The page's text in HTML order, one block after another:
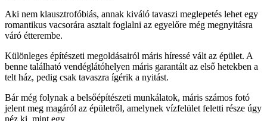
Aki nem klausztrofóbiás, annak kiváló tavaszi meglepetés lehet egy
romantikus vacsorára asztalt foglalni az egyelőre még megnyitásra
váró étterembe.
Különleges építészeti megoldásairól máris híressé vált az épület. A
benne található vendéglátóhelyen máris garantált az első hetekben a
telt ház, pedig csak tavaszra ígérik a nyitást.
Bár még folynak a belsőépítészeti munkálatok, máris számos fotó
jelent meg magáról az épületről, amelynek vízfelület feletti része úgy